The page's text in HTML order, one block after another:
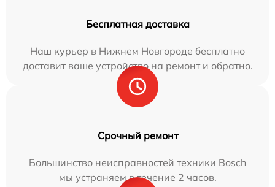
Бесплатная доставка
Наш курьер в Нижнем Новгороде бесплатно
доставит ваше устройство на ремонт и обратно.
Срочный ремонт
Большинство неисправностей техники Bosch
мы устраняем в течение 2 часов.